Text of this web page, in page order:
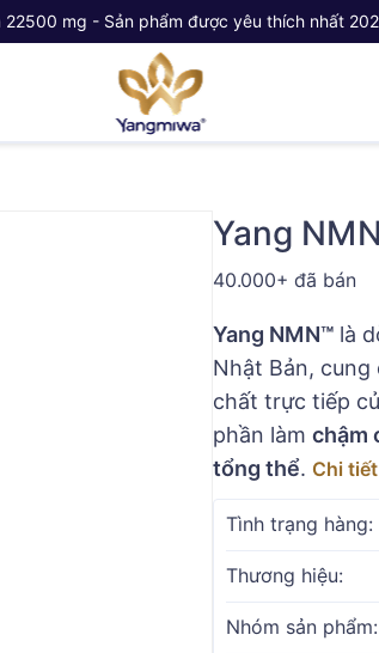
22500 mg - Sản phẩm được yêu thích nhất
Yang
40.000+ đã bán
Yang NMN™ là
Nhật Bản, cung
chất trực tiếp
phần làm chậm
tổng thể. Chi
Tình trạng hàng:
Thương hiệu:
Nhóm sản phẩm: